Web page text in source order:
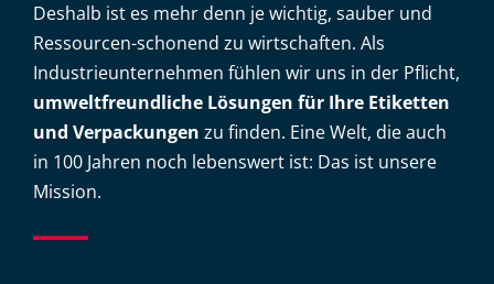
Deshalb ist es mehr denn je wichtig, sauber und
Ressourcen-schonend zu wirtschaften. Als
Industrieunternehmen fühlen wir uns in der Pflicht,
umweltfreundliche Lösungen für Ihre Etiketten
und Verpackungen zu finden. Eine Welt, die auch
in 100 Jahren noch lebenswert ist: Das ist unsere
Mission.